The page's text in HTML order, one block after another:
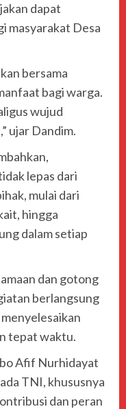
dapat
masyarakat Desa
bersama
bagi warga.
wujud
ujar Dandim.
lepas dari
mulai dari
hingga
dalam setiap
dan gotong
berlangsung
tepat waktu.
Afif Nurhidayat
TNI, khususnya
dan peran